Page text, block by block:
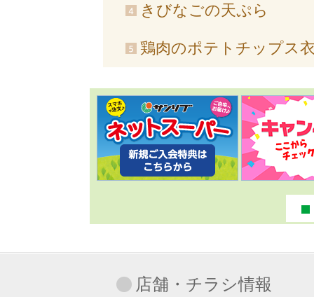
きびなごの天ぷら
鶏肉のポテトチップス
店舗・チラシ情報